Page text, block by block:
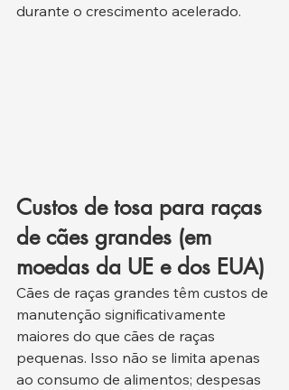
durante o crescimento acelerado.
Custos de tosa para raças
de cães grandes (em
moedas da UE e dos EUA)
Cães de raças grandes têm custos de
manutenção significativamente
maiores do que cães de raças
pequenas. Isso não se limita apenas
ao consumo de alimentos; despesas